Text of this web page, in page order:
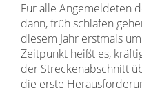
Für alle Angemeldeten
dann, früh schlafen
diesem Jahr erstmals
Zeitpunkt heißt es,
der Streckenabschnitt
die erste